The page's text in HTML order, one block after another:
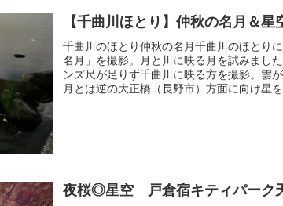
【千曲川ほとり】仲秋の名月＆
千曲川のほとり仲秋の名月千曲川のほとり
名月」を撮影。月と川に映る月を試みまし
ンズ尺が足りず千曲川に映る方を撮影。雲
月とは逆の大正橋（長野市）方面に向け星
夜桜◎星空 戸倉宿キティパーク